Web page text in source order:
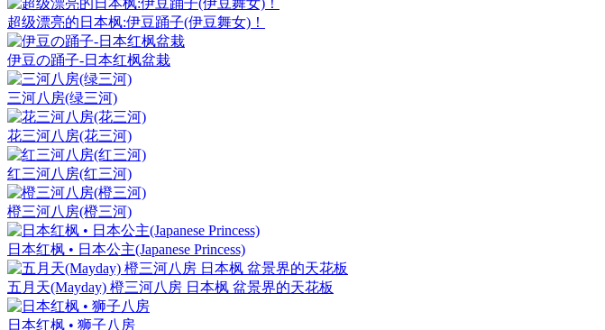
超级漂亮的日本枫:伊豆踊子(伊豆舞女)！
伊豆の踊子-日本红枫盆栽
三河八房(绿三河)
花三河八房(花三河)
红三河八房(红三河)
橙三河八房(橙三河)
日本红枫 • 日本公主(Japanese Princess)
五月天(Mayday) 橙三河八房 日本枫 盆景界的天花板
日本红枫 • 狮子八房